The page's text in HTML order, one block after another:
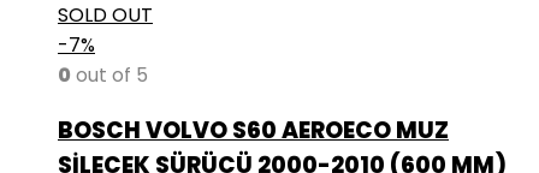
SOLD OUT
-7%
0 out of 5
BOSCH VOLVO S60 AEROECO MUZ
SİLECEK SÜRÜCÜ 2000-2010 (600 MM)